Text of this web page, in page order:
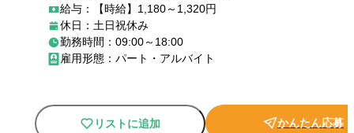
給与：【時給】1,180～1,320円
休日：土日祝休み
勤務時間：09:00～18:00
雇用形態：パート・アルバイト
リストに追加 かんたん応募